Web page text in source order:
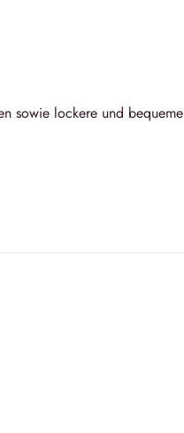
sowie lockere und bequeme